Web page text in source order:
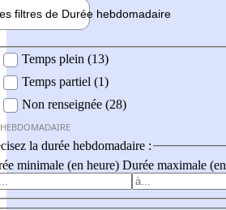
filtres de Durée hebdomadaire
Temps plein (13)
Temps partiel (1)
Non renseignée (28)
la durée hebdomadaire :
minimale (en heure) Durée maximale